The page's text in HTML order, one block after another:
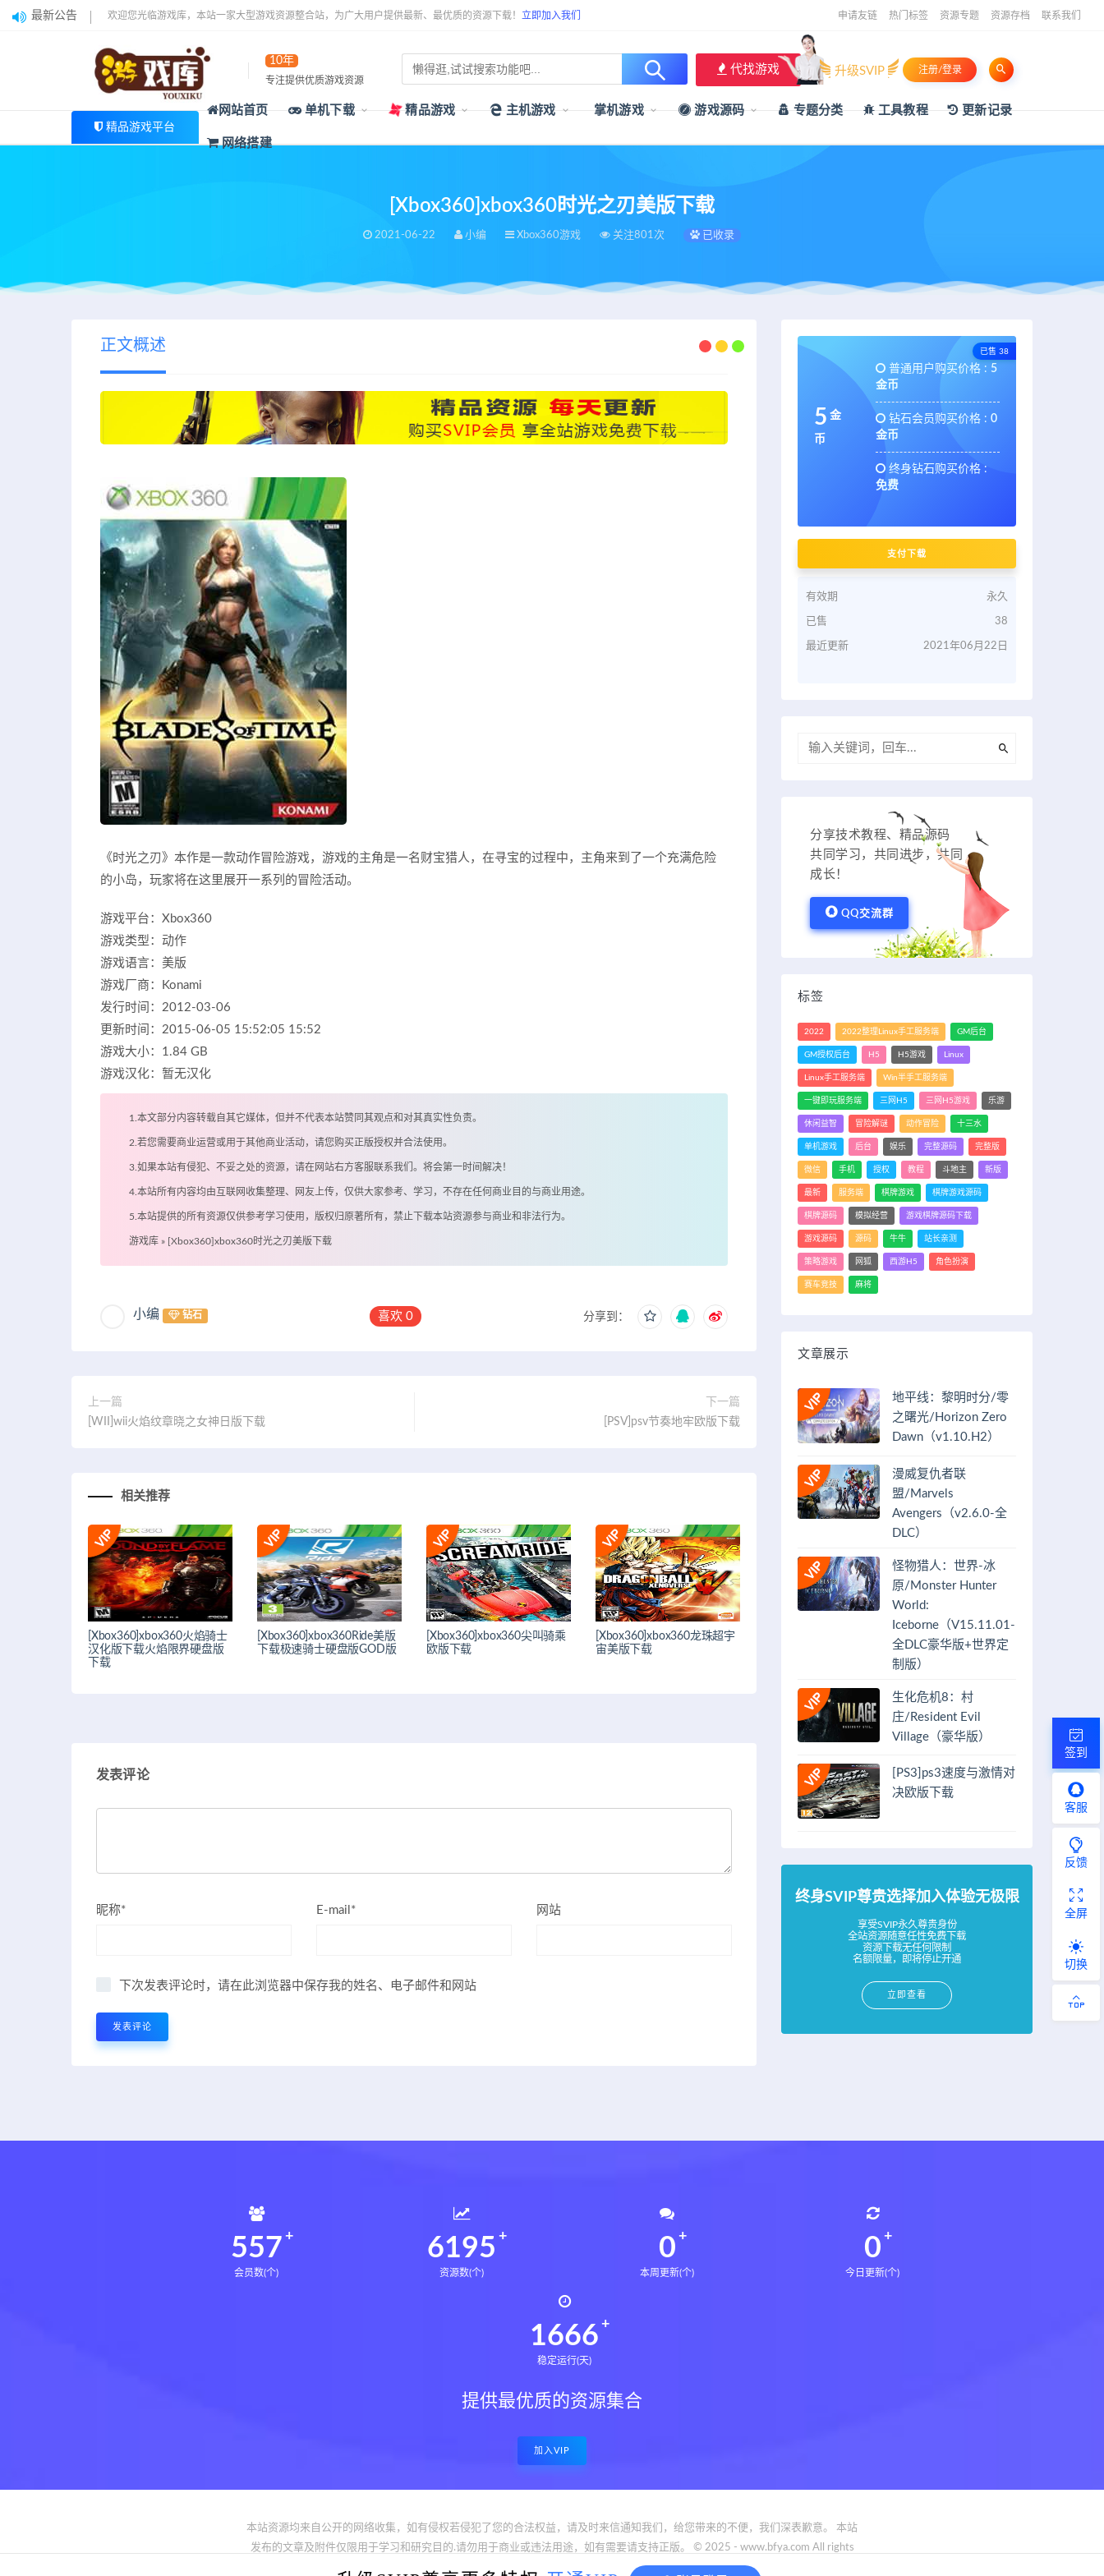
最新公告 欢迎您光临游戏库，本站一家大型游戏资源整合站，为广大用户提供最新、最优质的资源下载！ 立即加入我们 申请友链 热门标签 资源专题 资源存档 联系我们
10年
专注提供优质游戏资源
代找游戏 升级SVIP 注册/登录
精品游戏平台
网站首页 单机下载 精品游戏 主机游戏 掌机游戏 游戏源码 专题分类 工具教程 更新记录
网络搭建
[Xbox360]xbox360时光之刃美版下载
2021-06-22 小编 Xbox360游戏 关注801次 已收录
正文概述
《时光之刃》本作是一款动作冒险游戏，游戏的主角是一名财宝猎人，在寻宝的过程中，主角来到了一个充满危险
的小岛，玩家将在这里展开一系列的冒险活动。
游戏平台：Xbox360
游戏类型：动作
游戏语言：美版
游戏厂商：Konami
发行时间：2012-03-06
更新时间：2015-06-05 15:52:05 15:52
游戏大小：1.84 GB
游戏汉化：暂无汉化
1.本文部分内容转载自其它媒体，但并不代表本站赞同其观点和对其真实性负责。
2.若您需要商业运营或用于其他商业活动，请您购买正版授权并合法使用。
3.如果本站有侵犯、不妥之处的资源，请在网站右方客服联系我们。将会第一时间解决！
4.本站所有内容均由互联网收集整理、网友上传，仅供大家参考、学习，不存在任何商业目的与商业用途。
5.本站提供的所有资源仅供参考学习使用，版权归原著所有，禁止下载本站资源参与商业和非法行为。
游戏库 » [Xbox360]xbox360时光之刃美版下载
小编 钻石 喜欢0 分享到：
上一篇
[WII]wii火焰纹章晓之女神日版下载
下一篇
[PSV]psv节奏地牢欧版下载
相关推荐
[Xbox360]xbox360火焰骑士
汉化版下载火焰限界硬盘版
下载
[Xbox360]xbox360Ride美版
下载极速骑士硬盘版GOD版
[Xbox360]xbox360尖叫骑乘
欧版下载
[Xbox360]xbox360龙珠超宇
宙美版下载
发表评论
昵称* E-mail* 网站
下次发表评论时，请在此浏览器中保存我的姓名、电子邮件和网站
已售 38
5 金
币
普通用户购买价格 : 5
金币
钻石会员购买价格 : 0
金币
终身钻石购买价格 :
免费
支付下载
有效期 永久
已售 38
最近更新 2021年06月22日
分享技术教程、精品源码
共同学习，共同进步，共同
成长！
QQ交流群
标签
2022 2022整理Linux手工服务端 GM后台
GM授权后台 H5 H5游戏 Linux
Linux手工服务端 Win半手工服务端
一键即玩服务端 三网H5 三网H5游戏 乐游
休闲益智 冒险解谜 动作冒险 十三水
单机游戏 后台 娱乐 完整源码 完整版
微信 手机 授权 教程 斗地主 新版
最新 服务端 棋牌游戏 棋牌游戏源码
棋牌源码 模拟经营 游戏棋牌源码下载
游戏源码 源码 牛牛 站长亲测
策略游戏 网狐 西游H5 角色扮演
赛车竞技 麻将
文章展示
地平线：黎明时分/零
之曙光/Horizon Zero
Dawn（v1.10.H2）
漫威复仇者联
盟/Marvels
Avengers（v2.6.0-全
DLC）
怪物猎人：世界-冰
原/Monster Hunter
World:
Iceborne（V15.11.01-
全DLC豪华版+世界定
制版）
生化危机8：村
庄/Resident Evil
Village（豪华版）
[PS3]ps3速度与激情对
决欧版下载
终身SVIP尊贵选择加入体验无极限
享受SVIP永久尊贵身份
全站资源随意任性免费下载
资源下载无任何限制
名额限量，即将停止开通
立即查看
561
会员数(个)
6235
资源数(个)
0
本周更新(个)
0
今日更新(个)
1677
稳定运行(天)
提供最优质的资源集合
加入VIP
本站资源均来自公开的网络收集，如有侵权若侵犯了您的合法权益，请及时来信通知我们，给您带来的不便，我们深表歉意。 本站
发布的文章及附件仅限用于学习和研究目的.请勿用于商业或违法用途，如有需要请支持正版。 © 2025 - www.bfya.com All rights
签到
客服
反馈
全屏
切换